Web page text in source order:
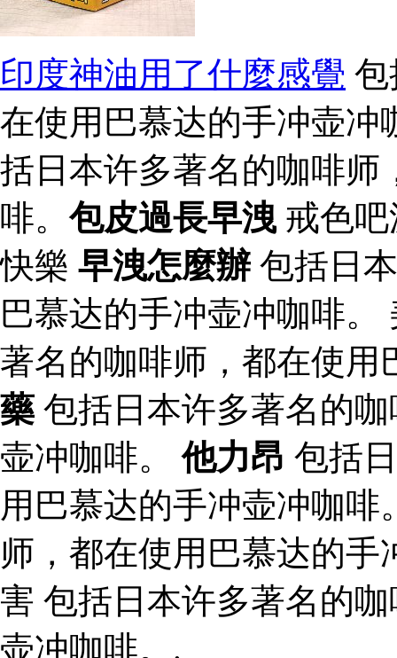
印度神油用了什麼感覺 包
在使用巴慕达的手冲壶冲
括日本许多著名的咖啡师
啡。包皮過長早洩 戒色
快樂 早洩怎麼辦 包括日
巴慕达的手冲壶冲咖啡
著名的咖啡师，都在使
藥 包括日本许多著名的
壶冲咖啡。他力昂 包括
用巴慕达的手冲壶冲咖
师，都在使用巴慕达的
害 包括日本许多著名的
壶冲咖啡。.